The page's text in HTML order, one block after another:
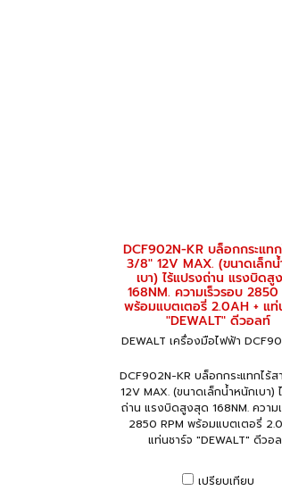
DCF902N-KR บล็อกกระแทก
3/8" 12V MAX. (ขนาดเล็ก
เบา) ไร้แปรงถ่าน แรงบิดสู
168NM. ความเร็วรอบ 2850
พร้อมแบตเตอรี่ 2.0AH + แท่
"DEWALT" ดีวอลท์
DEWALT เครื่องมือไฟฟ้า
DCF902N-KR บล็อกกระแทกไร้
12V MAX. (ขนาดเล็กน้ำหนักเบา)
ถ่าน แรงบิดสูงสุด 168NM. ความ
2850 RPM พร้อมแบตเตอรี่
แท่นชาร์จ "DEWALT" ดีวอ
เปรียบเทียบ